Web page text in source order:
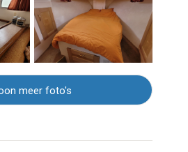
meer foto's